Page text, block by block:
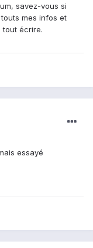
savez-vous si
mes infos et
tout écrire.
essayé